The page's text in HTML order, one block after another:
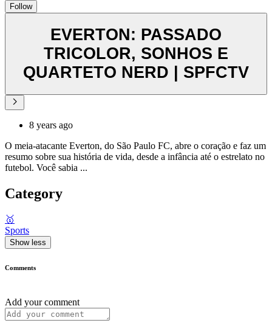
Follow
EVERTON: PASSADO
TRICOLOR, SONHOS E
QUARTETO NERD | SPFCTV
8 years ago
O meia-atacante Everton, do São Paulo FC, abre o coração e faz um
resumo sobre sua história de vida, desde a infância até o estrelato no
futebol. Você sabia ...
Category
🥇
Sports
Show less
Comments
Add your comment